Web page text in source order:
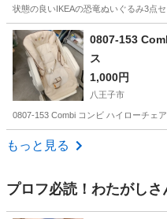
状態の良いIKEAの恐竜ぬいぐるみ3点セ
東京 港区
0807-153
ス
1,000円
八王子市
0807-153 Combi コンビ ハイローチェ
東京 八王子市
もっと見る
プロフ必読！わたがし さ